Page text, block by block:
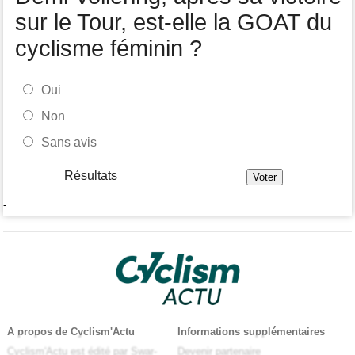
sur le Tour, est-elle la GOAT du
cyclisme féminin ?
Oui
Non
Sans avis
Résultats
-
A propos de Cyclism'Actu
Cyclism'Actu est édité par Swar-
Informations supplémentaires
Devenir partenaire